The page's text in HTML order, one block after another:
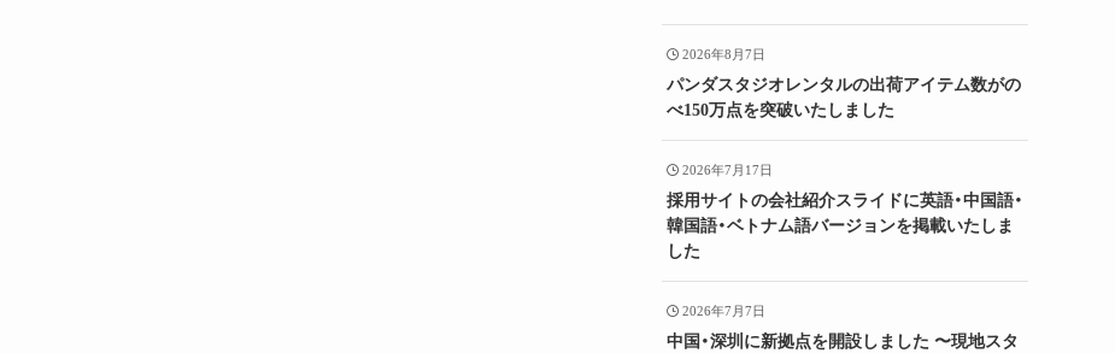
2026年8月7日
パンダスタジオレンタルの出荷アイテム数がの
べ150万点を突破いたしました
2026年7月17日
採用サイトの会社紹介スライドに英語・中国語・
韓国語・ベトナム語バージョンを掲載いたしま
した
2026年7月7日
中国・深圳に新拠点を開設しました 〜現地スタ